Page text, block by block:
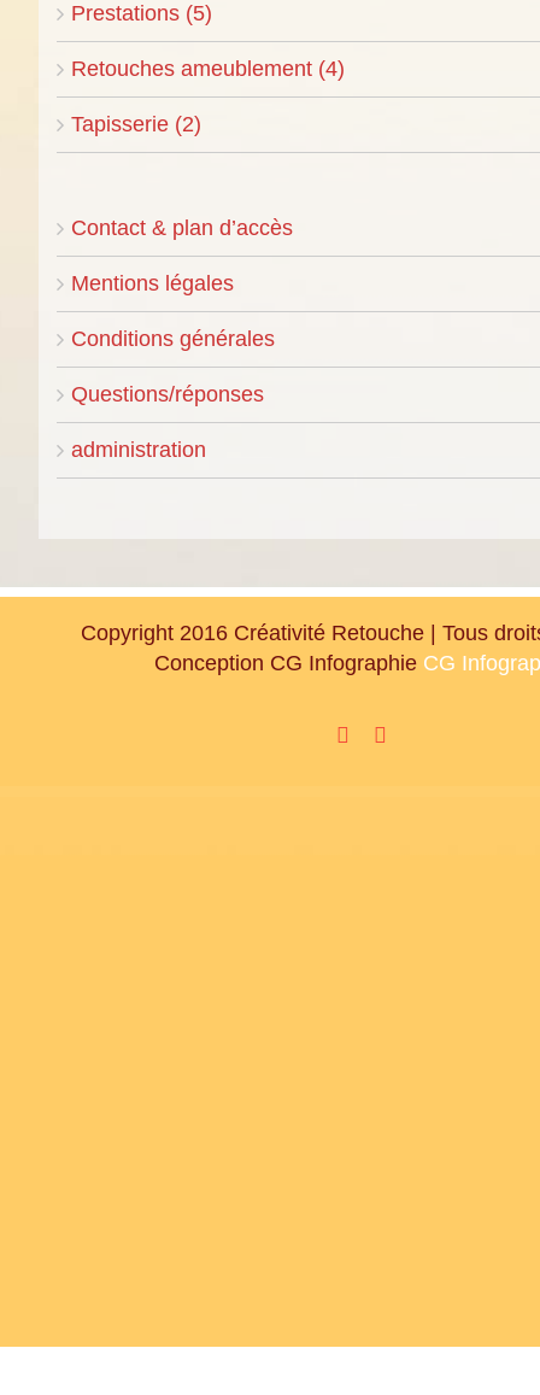
Prestations (5)
Retouches ameublement (4)
Tapisserie (2)
Contact & plan d’accès
Mentions légales
Conditions générales
Questions/réponses
administration
Copyright 2016 Créativité Retouche | Tous
Conception CG Infographie CG
Facebook